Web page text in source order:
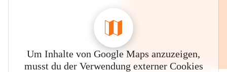
Um Inhalte von Google Maps anzuzeigen,
musst du der Verwendung externer Cookies